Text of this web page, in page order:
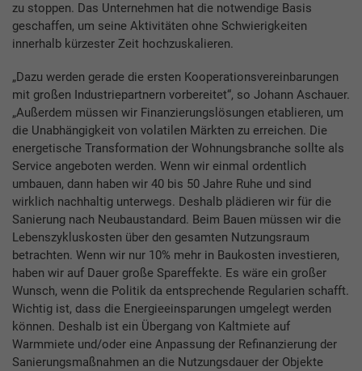
zu stoppen. Das Unternehmen hat die notwendige Basis
geschaffen, um seine Aktivitäten ohne Schwierigkeiten
innerhalb kürzester Zeit hochzuskalieren.
„Dazu werden gerade die ersten Kooperationsvereinbarungen
mit großen Industriepartnern vorbereitet“, so Johann Aschauer.
„Außerdem müssen wir Finanzierungslösungen etablieren, um
die Unabhängigkeit von volatilen Märkten zu erreichen. Die
energetische Transformation der Wohnungsbranche sollte als
Service angeboten werden. Wenn wir einmal ordentlich
umbauen, dann haben wir 40 bis 50 Jahre Ruhe und sind
wirklich nachhaltig unterwegs. Deshalb plädieren wir für die
Sanierung nach Neubaustandard. Beim Bauen müssen wir die
Lebenszykluskosten über den gesamten Nutzungsraum
betrachten. Wenn wir nur 10% mehr in Baukosten investieren,
haben wir auf Dauer große Spareffekte. Es wäre ein großer
Wunsch, wenn die Politik da entsprechende Regularien schafft.
Wichtig ist, dass die Energieeinsparungen umgelegt werden
können. Deshalb ist ein Übergang von Kaltmiete auf
Warmmiete und/oder eine Anpassung der Refinanzierung der
Sanierungsmaßnahmen an die Nutzungsdauer der Objekte